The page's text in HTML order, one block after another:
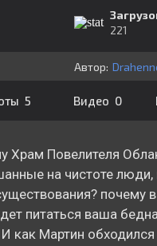
221
Автор:
5 Видео 0
Храм Повелителя
на чистоте
почему
питаться ваша
как Мартин